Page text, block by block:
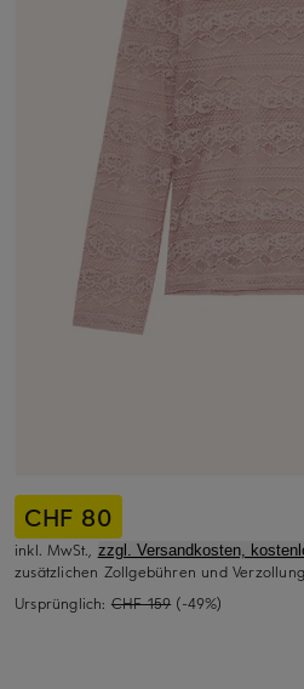
CHF 80
inkl. MwSt., zzgl. Versandkosten,
zusätzlichen Zollgebühren und
Ursprünglich: CHF 159 (-49%)